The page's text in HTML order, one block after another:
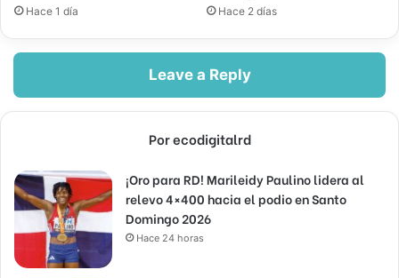
Hace 1 día Hace 2 días
Leave a Reply
Por ecodigitalrd
¡Oro para RD! Marileidy Paulino lidera al
relevo 4×400 hacia el podio en Santo
Domingo 2026
Hace 24 horas